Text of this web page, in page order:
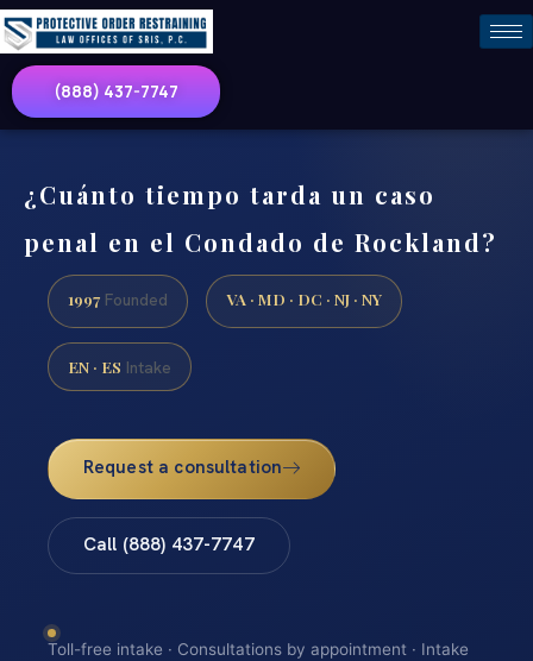
(888) 437-7747
¿Cuánto tiempo tarda un caso
penal en el Condado de Rockland?
1997 Founded VA · MD · DC · NJ · NY
EN · ES Intake
Request a consultation
Call (888) 437-7747
Toll-free intake · Consultations by appointment · Intake